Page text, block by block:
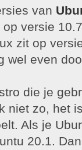
van
versie
zit op
wel even
die je
niet zo, het
Als je
20.1.